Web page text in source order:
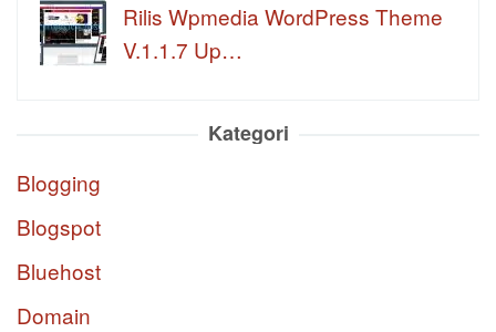
Rilis Wpmedia WordPress Theme
V.1.1.7 Up…
Kategori
Blogging
Blogspot
Bluehost
Domain